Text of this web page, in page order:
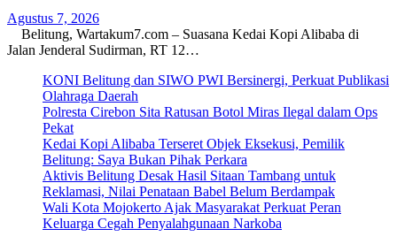
Agustus 7, 2026
Belitung, Wartakum7.com – Suasana Kedai Kopi Alibaba di
Jalan Jenderal Sudirman, RT 12…
KONI Belitung dan SIWO PWI Bersinergi, Perkuat Publikasi
Olahraga Daerah
Polresta Cirebon Sita Ratusan Botol Miras Ilegal dalam Ops
Pekat
Kedai Kopi Alibaba Terseret Objek Eksekusi, Pemilik
Belitung: Saya Bukan Pihak Perkara
Aktivis Belitung Desak Hasil Sitaan Tambang untuk
Reklamasi, Nilai Penataan Babel Belum Berdampak
Wali Kota Mojokerto Ajak Masyarakat Perkuat Peran
Keluarga Cegah Penyalahgunaan Narkoba